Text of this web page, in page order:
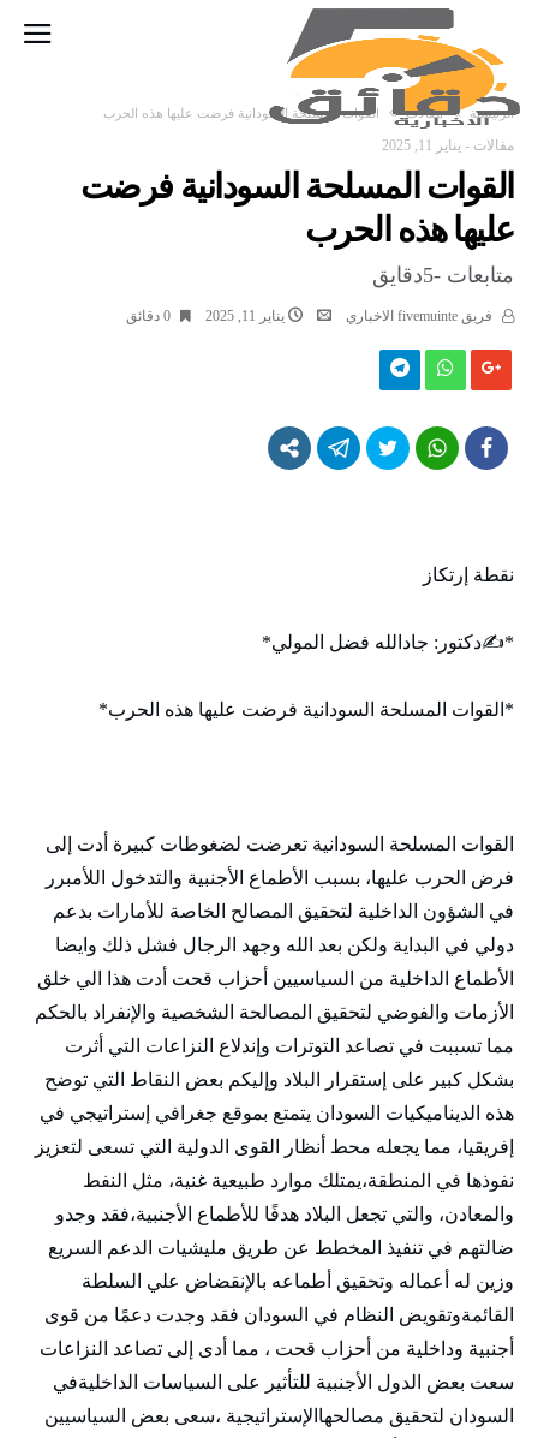
‫الرئيسية‬ مقالات القوات المسلحة السودانية فرضت عليها هذه الحرب
مقالات - يناير 11, 2025
القوات المسلحة السودانية فرضت
عليها هذه الحرب
متابعات -5دقايق
فريق fivemuinte الاخباري يناير 11, 2025 0 ‫دقائق‬
نقطة إرتكاز
*✍️دكتور: جادالله فضل المولي*
*القوات المسلحة السودانية فرضت عليها هذه الحرب*
القوات المسلحة السودانية تعرضت لضغوطات كبيرة أدت إلى
فرض الحرب عليها، بسبب الأطماع الأجنبية والتدخول اللأمبرر
في الشؤون الداخلية لتحقيق المصالح الخاصة للأمارات بدعم
دولي في البداية ولكن بعد الله وجهد الرجال فشل ذلك وايضا
الأطماع الداخلية من السياسيين أحزاب قحت أدت هذا الي خلق
الأزمات والفوضي لتحقيق المصالحة الشخصية والإنفراد بالحكم
مما تسببت في تصاعد التوترات وإندلاع النزاعات التي أثرت
بشكل كبير على إستقرار البلاد وإليكم بعض النقاط التي توضح
هذه الديناميكيات السودان يتمتع بموقع جغرافي إستراتيجي في
إفريقيا، مما يجعله محط أنظار القوى الدولية التي تسعى لتعزيز
نفوذها في المنطقة،يمتلك موارد طبيعية غنية، مثل النفط
والمعادن، والتي تجعل البلاد هدفًا للأطماع الأجنبية،فقد وجدو
ضالتهم في تنفيذ المخطط عن طريق مليشيات الدعم السريع
وزين له أعماله وتحقيق أطماعه بالإنقضاض علي السلطة
القائمةوتقويض النظام في السودان فقد وجدت دعمًا من قوى
أجنبية وداخلية من أحزاب قحت ، مما أدى إلى تصاعد النزاعات
سعت بعض الدول الأجنبية للتأثير على السياسات الداخليةفي
السودان لتحقيق مصالحهاالإستراتيجية ،سعى بعض السياسيين